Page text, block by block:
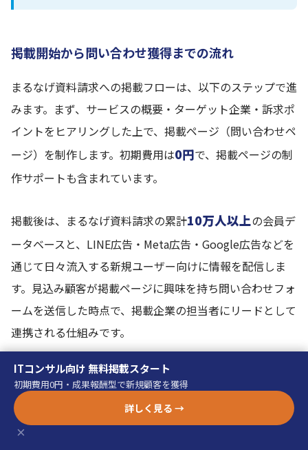
掲載開始から問い合わせ獲得までの流れ
まるなげ資料請求への掲載フローは、以下のステップで進
みます。まず、サービスの概要・ターゲット企業・訴求ポ
イントをヒアリングした上で、掲載ページ（問い合わせペ
ージ）を制作します。初期費用は0円で、掲載ページの制
作サポートも含まれています。
掲載後は、まるなげ資料請求の累計10万人以上の会員デ
ータベースと、LINE広告・Meta広告・Google広告などを
通じて日々流入する新規ユーザー向けに情報を配信しま
す。見込み顧客が掲載ページに興味を持ち問い合わせフォ
ームを送信した時点で、掲載企業の担当者にリードとして
連携される仕組みです。
問い合わせ情報が届いたら、担当者が速やかに電話・メー
ルでコンタクトを取り、商談へと進みます。スタンダード
プランでは、問い合わせ後に 3回電話してつながった方
ITコンサル向け 無料掲載スタート
初期費用0円・成果報酬型で新規顧客を獲得
詳しく見る →
×